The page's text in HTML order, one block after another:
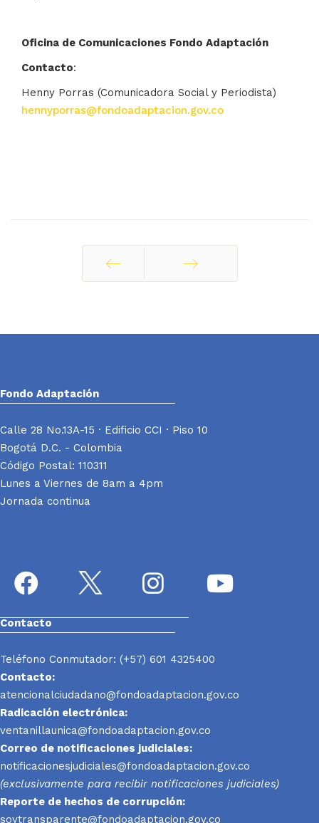
Oficina de Comunicaciones Fondo Adaptación
Contacto:
Henny Porras (Comunicadora Social y Periodista)
hennyporras@fondoadaptacion.gov.co
Fondo Adaptación
Calle 28 No.13A-15 · Edificio CCI · Piso 10
Bogotá D.C. - Colombia
Código Postal: 110311
Lunes a Viernes de 8am a 4pm
Jornada continua
Contacto
Teléfono Conmutador: (+57) 601 4325400
Contacto:
atencionalciudadano@fondoadaptacion.gov.co
Radicación electrónica:
ventanillaunica@fondoadaptacion.gov.co
Correo de notificaciones judiciales:
notificacionesjudiciales@fondoadaptacion.gov.co
(exclusivamente para recibir notificaciones judiciales)
Reporte de hechos de corrupción:
soytransparente@fondoadaptacion.gov.co